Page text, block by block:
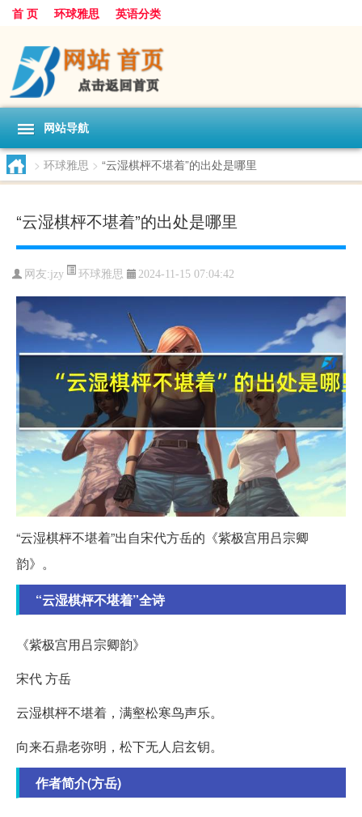
首 页 环球雅思 英语分类
网站导航
> 环球雅思 > “云湿棋枰不堪着”的出处是哪里
“云湿棋枰不堪着”的出处是哪里
网友:jzy 环球雅思 2024-11-15 07:04:42
“云湿棋枰不堪着”出自宋代方岳的《紫极宫用吕宗卿
韵》。
“云湿棋枰不堪着”全诗
《紫极宫用吕宗卿韵》
宋代 方岳
云湿棋枰不堪着，满壑松寒鸟声乐。
向来石鼎老弥明，松下无人启玄钥。
作者简介(方岳)